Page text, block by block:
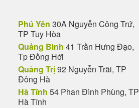
Phú Yên 30A Nguyễn Công Trứ,
TP Tuy Hòa
Quảng Bình 41 Trần Hưng Đạo,
Tp Đồng Hới
Quảng Trị92 Nguyễn Trãi, TP
Đông Hà
Hà Tĩnh 54 Phan Đình Phùng, TP
Hà Tĩnh